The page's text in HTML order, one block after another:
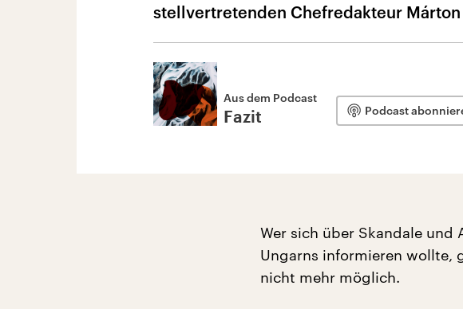
stellvertretenden Chefredakteur
Aus dem Podcast
Fazit Podcast
Wer sich über Skandale und
Ungarns informieren wollte,
nicht mehr möglich.